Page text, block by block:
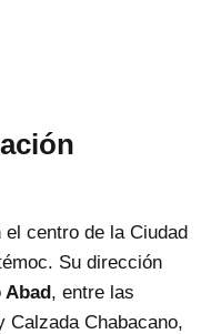
centro de la Ciudad
Su dirección
Abad, entre las
Calzada Chabacano,